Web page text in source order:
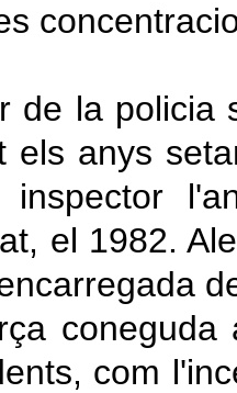
de la policia
els anys
el 1982.
coneguda
com